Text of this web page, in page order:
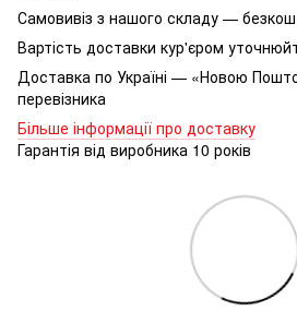
Самовивіз з нашого складу —
Вартість доставки кур'єром
Доставка по Україні — «Новою
перевізника
Більше інформації про доставку
Гарантія від виробника 10 років